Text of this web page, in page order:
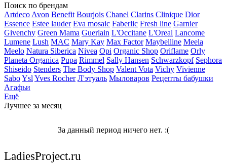
Поиск по брендам
Artdeco Avon Benefit Bourjois Chanel Clarins Clinique Dior
Essence Estee lauder Eva mosaic Faberlic Fresh line Garnier
Givenchy Green Mama Guerlain L'Occitane L'Oreal Lancome
Lumene Lush MAC Mary Kay Max Factor Maybelline Meela
Meelo Natura Siberica Nivea Opi Organic Shop Oriflame Orly
Planeta Organica Pupa Rimmel Sally Hansen Schwarzkopf Sephora
Shiseido Stenders The Body Shop Valent Vota Vichy Vivienne
SaboYsl Yves Rocher Л'этуаль Мыловаров Рецепты бабушки
Агафьи
Ещё
Лучшее за месяц
За данный период ничего нет. :(
LadiesProject.ru